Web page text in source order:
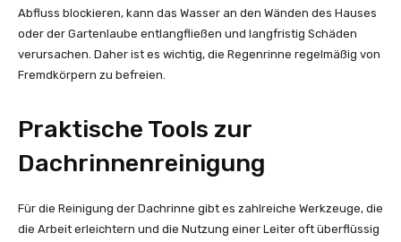
Abfluss blockieren, kann das Wasser an den Wänden des Hauses
oder der Gartenlaube entlangfließen und langfristig Schäden
verursachen. Daher ist es wichtig, die Regenrinne regelmäßig von
Fremdkörpern zu befreien.
Praktische Tools zur
Dachrinnenreinigung
Für die Reinigung der Dachrinne gibt es zahlreiche Werkzeuge, die
die Arbeit erleichtern und die Nutzung einer Leiter oft überflüssig